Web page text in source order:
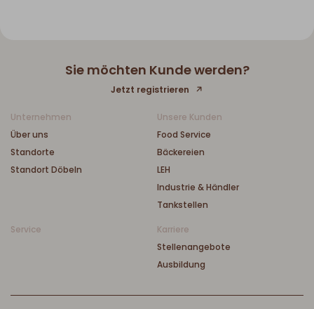
Sie möchten Kunde werden?
Jetzt registrieren
Unternehmen
Über uns
Standorte
Standort Döbeln
Unsere Kunden
Food Service
Bäckereien
LEH
Industrie & Händler
Tankstellen
Service
Karriere
Stellenangebote
Ausbildung